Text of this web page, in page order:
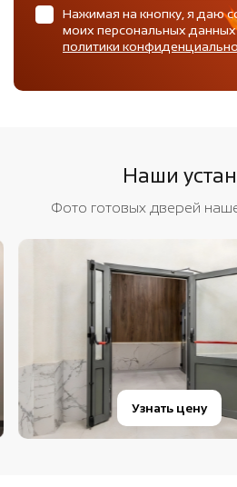
Нажимая на кнопку, я даю
моих персональных
политики
Наши
Фото готовых дверей
Узнать цену